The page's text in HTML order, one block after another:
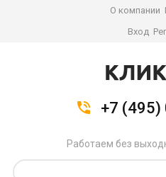
О компании
Вход
+7 (495)
Работаем без